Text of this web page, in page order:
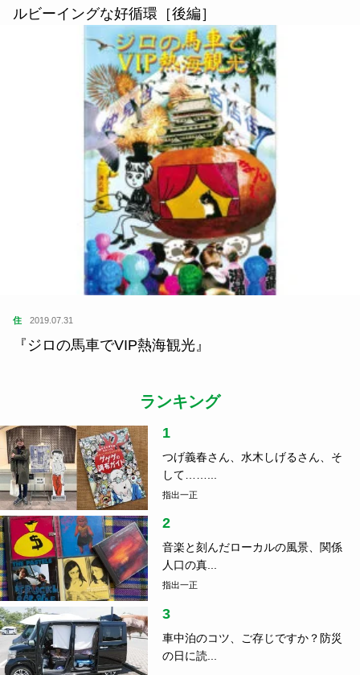
ルビーイングな好循環［後編］
住 2019.07.31
『ジロの馬車でVIP熱海観光』
ランキング
1
つげ義春さん、水木しげるさん、そ
して……...
指出一正
2
音楽と刻んだローカルの風景、関係
人口の真...
指出一正
3
車中泊のコツ、ご存じですか？防災
の日に読...